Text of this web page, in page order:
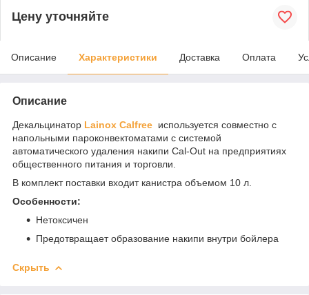
Цену уточняйте
Описание Характеристики Доставка Оплата
Описание
Декальцинатор Lainox Calfree используется совместно с
напольными пароконвектоматами с системой
автоматического удаления накипи Cal-Out на предприятиях
общественного питания и торговли.
В комплект поставки входит канистра объемом 10 л.
Особенности:
Нетоксичен
Предотвращает образование накипи внутри бойлера
Скрыть